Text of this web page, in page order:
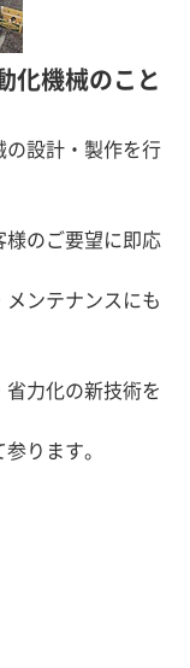
化機械のこと
設計・製作を行
のご要望に即応
ンテナンスにも
力化の新技術を
ります。